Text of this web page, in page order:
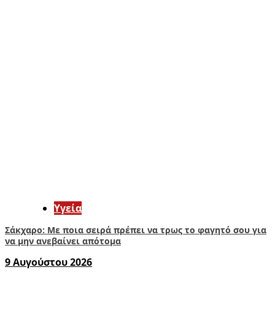
Υγεία
Σάκχαρο: Με ποια σειρά πρέπει να τρως το φαγητό σου για
να μην ανεβαίνει απότομα
9 Αυγούστου 2026